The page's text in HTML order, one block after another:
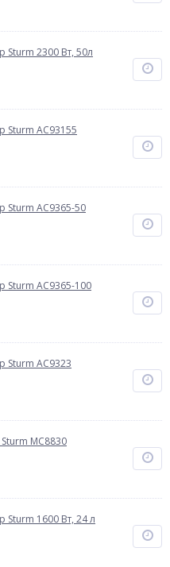
2300 Вт, 50л
AC93155
AC9365-50
AC9365-100
AC9323
MC8830
1600 Вт, 24 л